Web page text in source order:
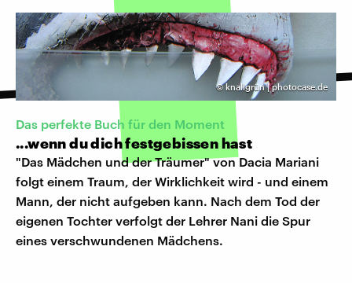
©knallgrün | photocase.de
Das perfekte Buch für den Moment
...wenn du dich festgebissen hast
"Das Mädchen und der Träumer" von Dacia Mariani
folgt einem Traum, der Wirklichkeit wird - und einem
Mann, der nicht aufgeben kann. Nach dem Tod der
eigenen Tochter verfolgt der Lehrer Nani die Spur
eines verschwundenen Mädchens.